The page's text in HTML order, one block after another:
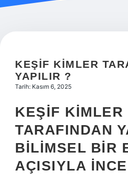
Hakkımızda
KEŞIF KIMLER
YAPILIR ?
Tarih: Kasım 6, 2025
KEŞIF KIMLER
TARAFINDAN
BILIMSEL BIR
AÇISIYLA